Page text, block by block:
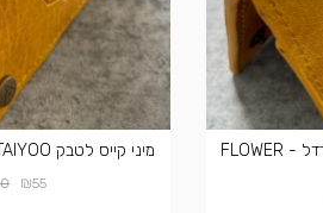
מיני קייס טאיו TAIYOO - חרדל - FLOWER
מיני קייס לטבק TAIYOO - חרדל - PANDA
₪55